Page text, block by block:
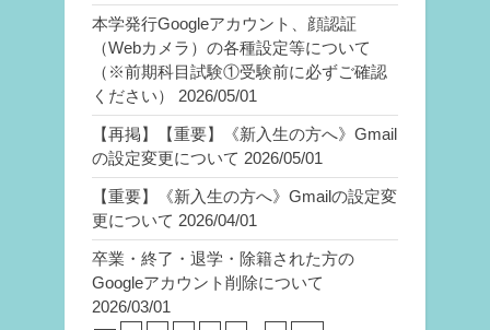
本学発行Googleアカウント、顔認証
（Webカメラ）の各種設定等について
（※前期科目試験①受験前に必ずご確認
ください）
2026/05/01
【再掲】【重要】《新入生の方へ》Gmail
の設定変更について 2026/05/01
【重要】《新入生の方へ》Gmailの設定変
更について 2026/04/01
卒業・終了・退学・除籍された方の
Googleアカウント削除について
2026/03/01